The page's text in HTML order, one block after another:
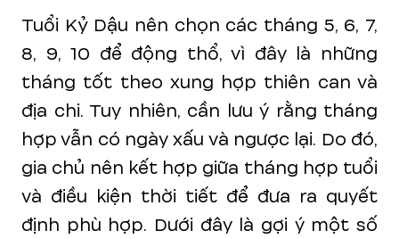
Tuổi Kỷ Dậu nên chọn các tháng 5, 6, 7,
8, 9, 10 để động thổ, vì đây là những
tháng tốt theo xung hợp thiên can và
địa chi. Tuy nhiên, cần lưu ý rằng tháng
hợp vẫn có ngày xấu và ngược lại. Do đó,
gia chủ nên kết hợp giữa tháng hợp tuổi
và điều kiện thời tiết để đưa ra quyết
định phù hợp. Dưới đây là gợi ý một số